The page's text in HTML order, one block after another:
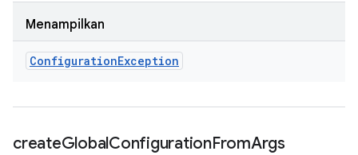
Menampilkan
ConfigurationException
createGlobalConfigurationFromArgs